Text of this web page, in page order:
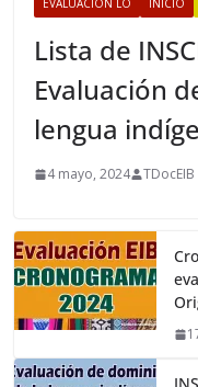
EVALUACIÓN LO INICIO
Lista de
Evaluación
lengua
4 mayo, 2024 TDocEIB